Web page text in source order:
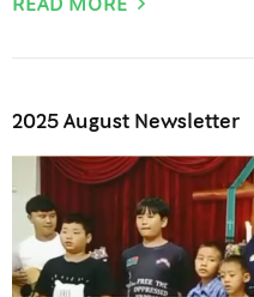
2025 August Newsletter